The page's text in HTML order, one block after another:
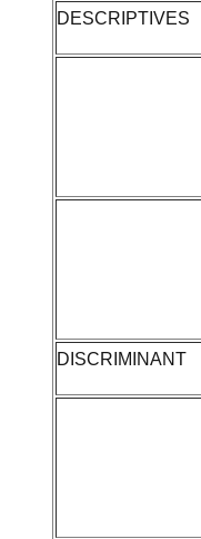
DESCRIPTIVES
DISCRIMINANT